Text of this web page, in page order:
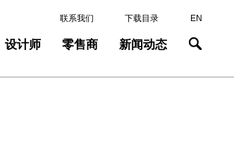
设计师 零售商 新闻动态
联系我们 下载目录 EN